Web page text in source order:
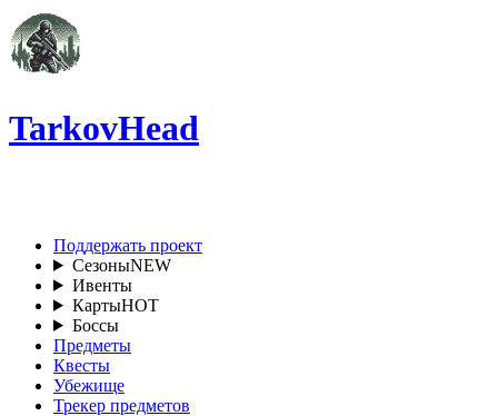
TarkovHead
Поддержать проект
СезоныNEW
Ивенты
КартыHOT
Боссы
Предметы
Квесты
Убежище
Трекер предметов